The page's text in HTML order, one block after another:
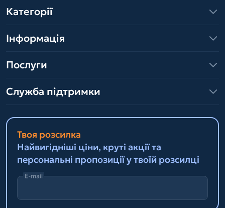
Категорії
Інформація
Послуги
Служба підтримки
Твоя розсилка
Найвигідніші ціни, круті акції та
персональні пропозиції у твоїй розсилці
E-mail